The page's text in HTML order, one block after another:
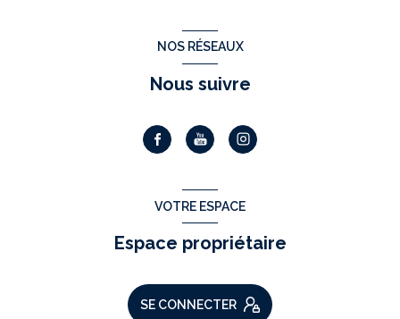
NOS RÉSEAUX
Nous suivre
VOTRE ESPACE
Espace propriétaire
SE CONNECTER